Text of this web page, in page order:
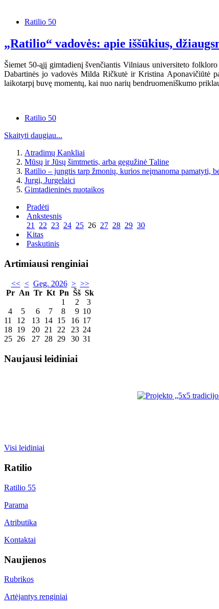
Ratilio 50
„Ratilio“ vadovės: apie iššūkius,
Šiemet 50-ąjį gimtadienį švenčiantis Vilniaus universiteto
Dabartinės jo vadovės Milda Ričkutė ir Kristina Aponavičiūtė
laikotarpį buvę momentų, kai nuo narių bendruomeniškumo
Ratilio 50
Skaityti daugiau...
Atradimų Kankliai
Mūsų ir Jūsų šimtmetis, arba gegužinė Taline
Ratilio – jungtis tarp žmonių, kurios neįmanoma pamatyti,
Jurgi, Jurgelaici
Gimtadieninės nuotaikos
Pradėti
Ankstesnis
21 22 23 24 25 26 27 28 29 30
Kitas
Paskutinis
Artimiausi renginiai
<< < Geg. 2026 > >>
Pr An Tr Kt Pn Šš Sk
1
2
3
4
5 6 7 8 9 10
11
12 13 14 15 16 17
18 19 20 21 22 23 24
25 26 27 28 29 30 31
Naujausi leidiniai
Visi leidiniai
Ratilio
Ratilio 55
Parama
Atributika
Kontaktai
Naujienos
Rubrikos
Artėjantys renginiai